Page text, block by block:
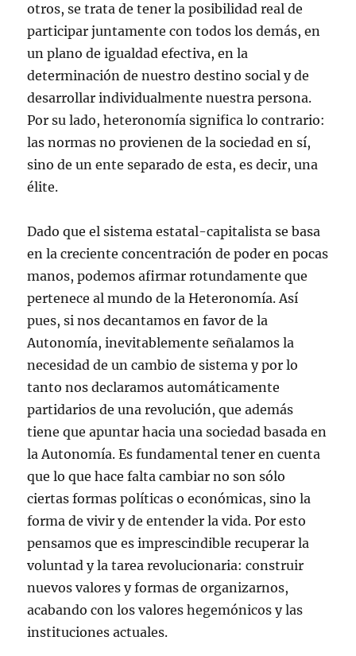
otros, se trata de tener la posibilidad real de
participar juntamente con todos los demás, en
un plano de igualdad efectiva, en la
determinación de nuestro destino social y de
desarrollar individualmente nuestra persona.
Por su lado, heteronomía significa lo contrario:
las normas no provienen de la sociedad en sí,
sino de un ente separado de esta, es decir, una
élite.
Dado que el sistema estatal-capitalista se basa
en la creciente concentración de poder en pocas
manos, podemos afirmar rotundamente que
pertenece al mundo de la Heteronomía. Así
pues, si nos decantamos en favor de la
Autonomía, inevitablemente señalamos la
necesidad de un cambio de sistema y por lo
tanto nos declaramos automáticamente
partidarios de una revolución, que además
tiene que apuntar hacia una sociedad basada en
la Autonomía. Es fundamental tener en cuenta
que lo que hace falta cambiar no son sólo
ciertas formas políticas o económicas, sino la
forma de vivir y de entender la vida. Por esto
pensamos que es imprescindible recuperar la
voluntad y la tarea revolucionaria: construir
nuevos valores y formas de organizarnos,
acabando con los valores hegemónicos y las
instituciones actuales.